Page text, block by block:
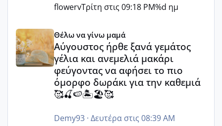
flowervΤρίτη στις 09:18 PM%d ημ
Αύγουστος ήρθε ξανά γεμάτος γέλια και ανεμελιά
Θέλω να γίνω μαμά
Αύγουστος ήρθε ξανά γεμάτος
γέλια και ανεμελιά μακάρι
φεύγοντας να αφήσει το πιο
όμορφο δωράκι για την καθεμιά
🥰🍒🍉🏝️🏖️🥰
Demy93· Δευτέρα στις 08:39 AM